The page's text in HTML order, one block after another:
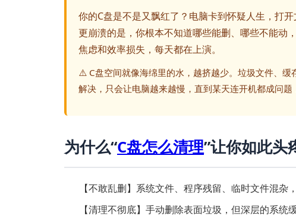
你的C盘是不是又飘红了？电脑卡到怀疑人生，打
更崩溃的是，你根本不知道哪些能删、哪些不能动
焦虑和效率损失，每天都在上演。
⚠️ C盘空间就像海绵里的水，越挤越少。垃圾文件、
解决，只会让电脑越来越慢，直到某天连开机都成问
为什么“C盘怎么清理”让你如此头
【不敢乱删】系统文件、程序残留、临时文件混杂
【清理不彻底】手动删除表面垃圾，但深层的系